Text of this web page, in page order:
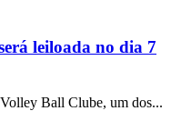
leiloada no dia 7
Ball Clube, um dos...